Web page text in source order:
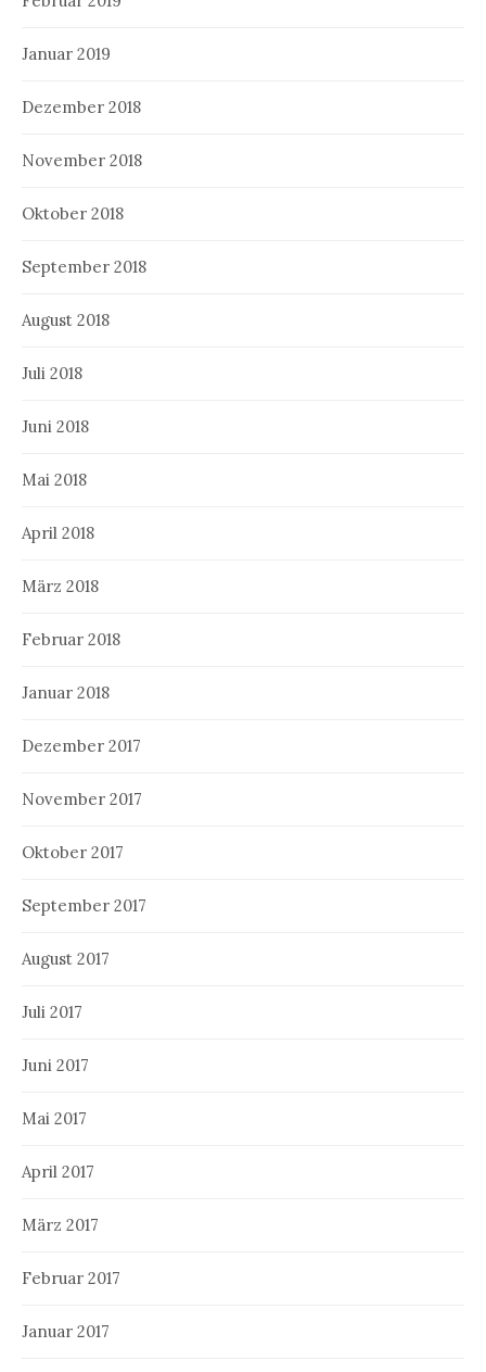
Januar 2019
Dezember 2018
November 2018
Oktober 2018
September 2018
August 2018
Juli 2018
Juni 2018
Mai 2018
April 2018
März 2018
Februar 2018
Januar 2018
Dezember 2017
November 2017
Oktober 2017
September 2017
August 2017
Juli 2017
Juni 2017
Mai 2017
April 2017
März 2017
Februar 2017
Januar 2017